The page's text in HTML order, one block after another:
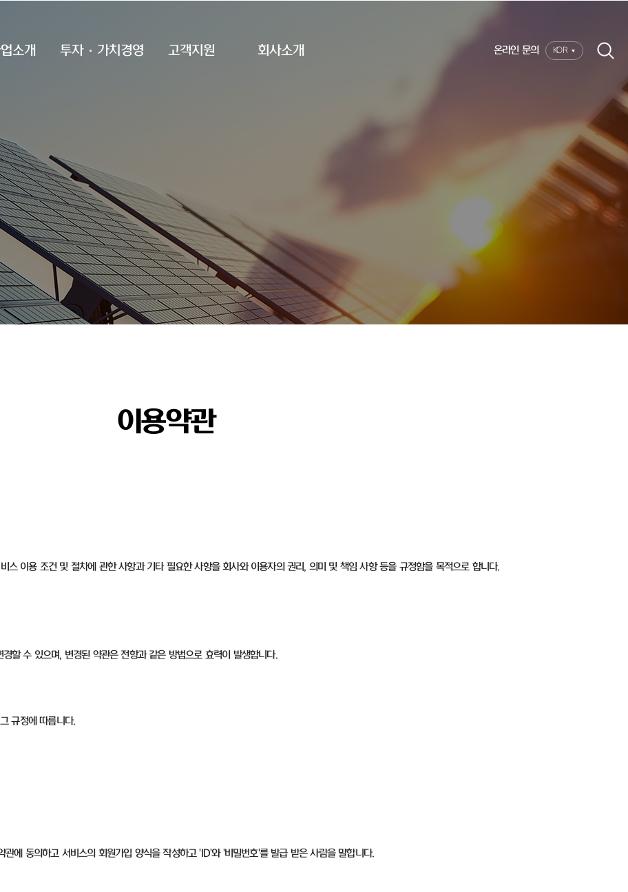
소개 투자·가치경영 고객지원 회사소개 온라인 문의 KOR
이용약관
스 이용 조건 및 절차에 관한 사항과 기타 필요한 사항을 회사와 이용자의 권리, 의미 및 책임 사항 등을 규정함을 목적으로 합니다.
할 수 있으며, 변경된 약관은 전항과 같은 방법으로 효력이 발생합니다.
규정에 따릅니다.
에 동의하고 서비스의 회원가입 양식을 작성하고 'ID'와 '비밀번호'를 발급 받은 사람을 말합니다.